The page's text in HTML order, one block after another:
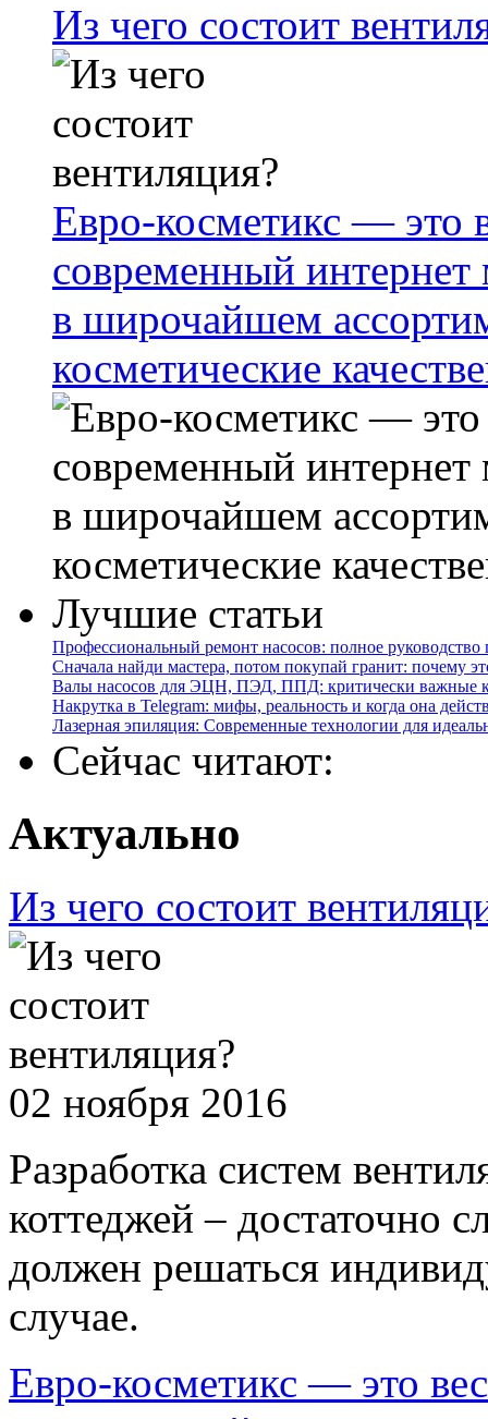
Из чего состоит
Евро-косметикс — это
современный интернет
в широчайшем
косметические
Лучшие статьи
Профессиональный ремонт насосов: полное
Сначала найди мастера, потом покупай гранит: почему
Валы насосов для ЭЦН, ПЭД, ППД: критически важные
Накрутка в Telegram: мифы, реальность и когда она
Лазерная эпиляция: Современные технологии для
Сейчас читают:
Актуально
Из чего состоит
02 ноября 2016
Разработка систем
коттеджей – достаточно
должен решаться
случае.
Евро-косметикс — это